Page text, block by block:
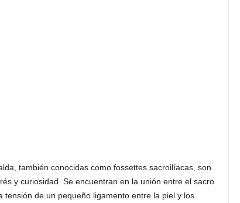
también conocidas como fossettes sacroilíacas, son
y curiosidad. Se encuentran en la unión entre el sacro
de un pequeño ligamento entre la piel y los